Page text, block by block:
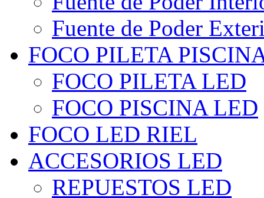
Fuente de Poder
FOCO PILETA
FOCO PILETA LED
FOCO PISCINA LED
FOCO LED RIEL
ACCESORIOS LED
REPUESTOS LED